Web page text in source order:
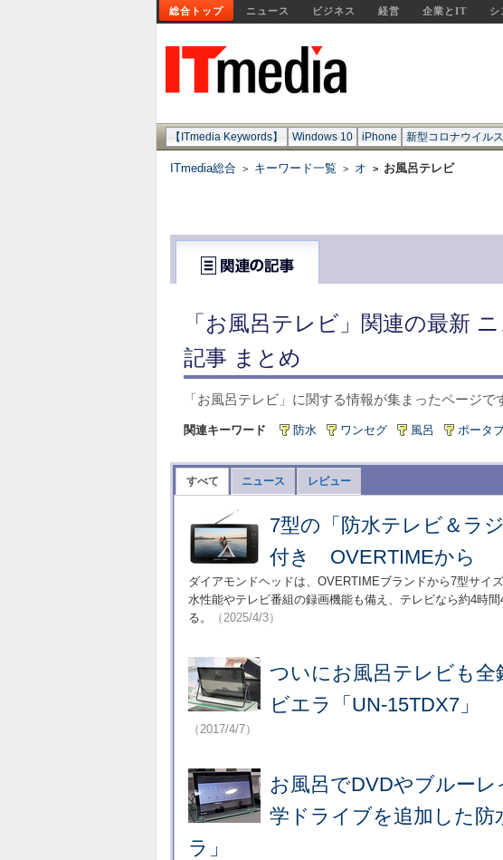
総合トップ ニュース ビジネス 経営 企業とIT シ
【ITmedia Keywords】 Windows 10 iPhone 新型コロナウイルス
ITmedia総合 > キーワード一覧 > オ > お風呂テレビ
「お風呂テレビ」関連の最新
記事 まとめ
「お風呂テレビ」に関する情報が集まったページで
関連キーワード 防水 ワンセグ 風呂 ポータ
すべて ニュース レビュー
7型の「防水テレビ＆ラ
付き OVERTIMEから
ダイアモンドヘッドは、OVERTIMEブランドから7型サイ
水性能やテレビ番組の録画機能も備え、テレビなら約4時
る。
（2025/4/3）
ついにお風呂テレビも
ビエラ「UN-15TDX7」
（2017/4/7）
お風呂でDVDやブルー
学ドライブを追加した
ラ」